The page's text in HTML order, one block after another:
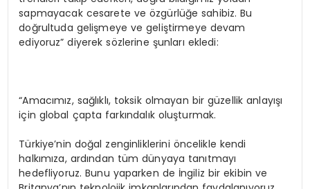
sapmayacak cesarete ve özgürlüğe sahibiz. Bu
doğrultuda gelişmeye ve geliştirmeye devam
ediyoruz” diyerek sözlerine şunları ekledi:
“Amacımız, sağlıklı, toksik olmayan bir güzellik anlayışı
için global çapta farkındalık oluşturmak.
Türkiye’nin doğal zenginliklerini öncelikle kendi
halkımıza, ardından tüm dünyaya tanıtmayı
hedefliyoruz. Bunu yaparken de İngiliz bir ekibin ve